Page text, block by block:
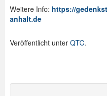
Weitere Info: https://
anhalt.de
Veröffentlicht unter QTC.